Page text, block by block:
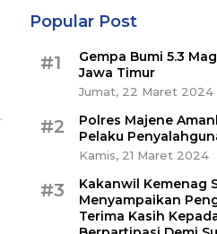
Popular Post
#1
Gempa Bumi 5.3
Jawa Timur
Jumat, 22 Maret 2024
#2
Polres Majene
Pelaku
Kamis, 21 Maret 2024
#3
Kakanwil Kemenag
Menyampaikan
Terima Kasih